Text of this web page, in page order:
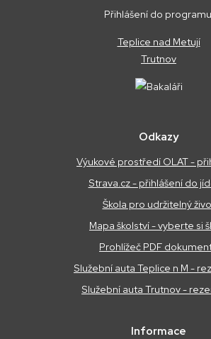
Přihlášení do
Teplice nad Metují
Trutnov
Odkazy
Výukové prostředí OLAT -
Strava.cz - přihlášení do
Škola pro udržitelný
Mapa školství - vyberte si
Prohlížeč PDF
Služební auta Teplice n M -
Služební auta Trutnov -
Informace